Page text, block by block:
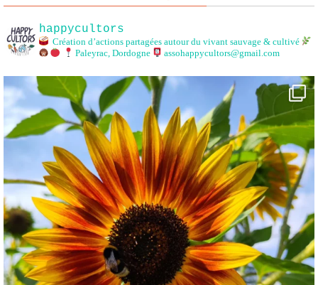
happycultors
Création d’actions partagées autour du vivant sauvage & cultivé
Paleyrac, Dordogne
assohappycultors@gmail.com